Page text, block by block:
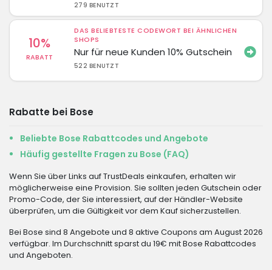
279 BENUTZT
10%
RABATT
DAS BELIEBTESTE CODEWORT BEI ÄHNLICHEN
SHOPS
Nur für neue Kunden 10% Gutschein
522 BENUTZT
Rabatte bei Bose
Beliebte Bose Rabattcodes und Angebote
Häufig gestellte Fragen zu Bose (FAQ)
Wenn Sie über Links auf TrustDeals einkaufen, erhalten wir
möglicherweise eine Provision. Sie sollten jeden Gutschein oder
Promo-Code, der Sie interessiert, auf der Händler-Website
überprüfen, um die Gültigkeit vor dem Kauf sicherzustellen.
Bei Bose sind 8 Angebote und 8 aktive Coupons am August 2026
verfügbar. Im Durchschnitt sparst du 19€ mit Bose Rabattcodes
und Angeboten.